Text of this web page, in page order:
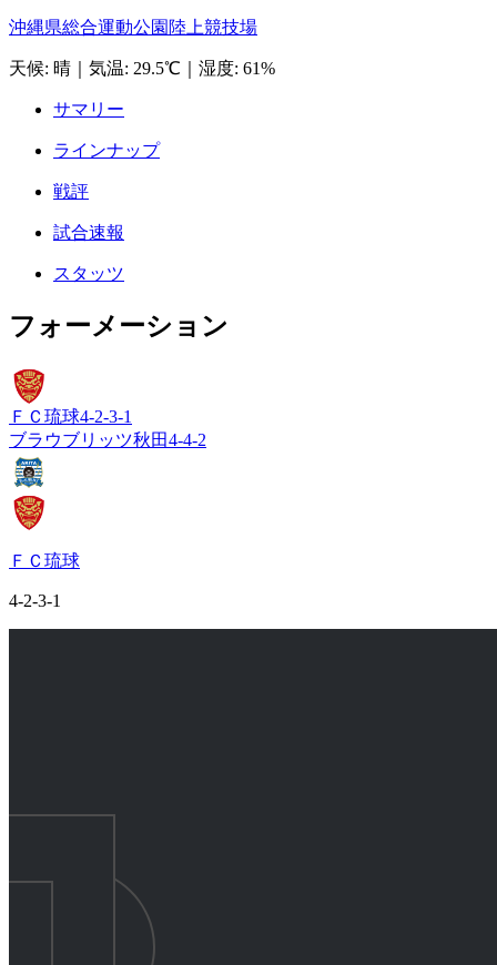
沖縄県総合運動公園陸上競技場
天候: 晴 気温: 29.5℃ 湿度: 61%
サマリー
ラインナップ
戦評
試合速報
スタッツ
フォーメーション
ＦＣ琉球4-2-3-1
ブラウブリッツ秋田4-4-2
ＦＣ琉球
4-2-3-1